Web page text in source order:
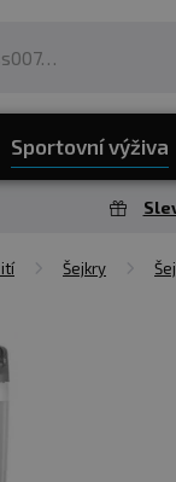
Sportovní výživa
Šejkry